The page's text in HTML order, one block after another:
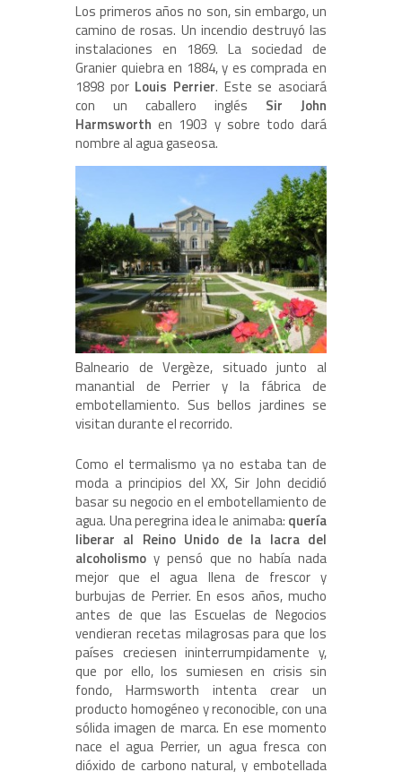
Los primeros años no son, sin embargo, un
camino de rosas. Un incendio destruyó las
instalaciones en 1869. La sociedad de
Granier quiebra en 1884, y es comprada en
1898 por Louis Perrier. Este se asociará
con un caballero inglés Sir John
Harmsworth en 1903 y sobre todo dará
nombre al agua gaseosa.
Balneario de Vergèze, situado junto al
manantial de Perrier y la fábrica de
embotellamiento. Sus bellos jardines se
visitan durante el recorrido.
Como el termalismo ya no estaba tan de
moda a principios del XX, Sir John decidió
basar su negocio en el embotellamiento de
agua. Una peregrina idea le animaba: quería
liberar al Reino Unido de la lacra del
alcoholismo y pensó que no había nada
mejor que el agua llena de frescor y
burbujas de Perrier. En esos años, mucho
antes de que las Escuelas de Negocios
vendieran recetas milagrosas para que los
países creciesen ininterrumpidamente y,
que por ello, los sumiesen en crisis sin
fondo, Harmsworth intenta crear un
producto homogéneo y reconocible, con una
sólida imagen de marca. En ese momento
nace el agua Perrier, un agua fresca con
dióxido de carbono natural, y embotellada